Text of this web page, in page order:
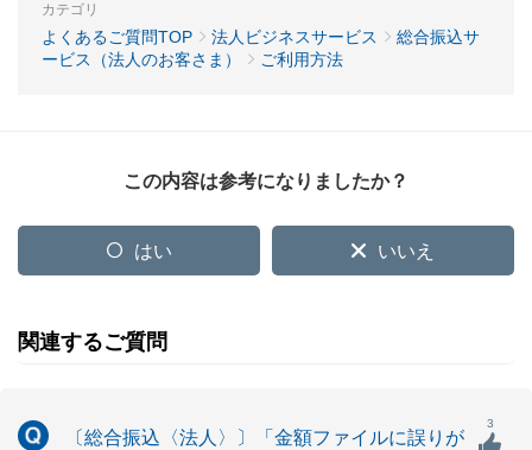
カテゴリ
よくあるご質問TOP 法人ビジネスサービス
総合振込サ
ービス（法人のお客さま）
ご利用方法
この内容は参考になりましたか？
はい いいえ
関連するご質問
〔総合振込〈法人〉〕「金額ファイルに誤りが
3